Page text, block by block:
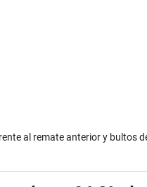
al remate anterior y bultos